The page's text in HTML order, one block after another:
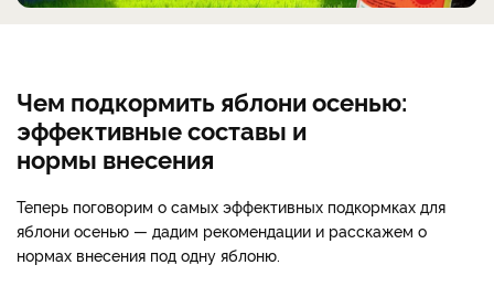
Чем подкормить яблони осенью:
эффективные составы и
нормы внесения
Теперь поговорим о самых эффективных подкормках для
яблони осенью — дадим рекомендации и расскажем о
нормах внесения под одну яблоню.